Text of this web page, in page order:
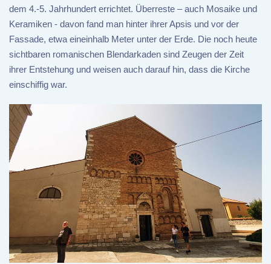
dem 4.-5. Jahrhundert errichtet. Überreste – auch Mosaike und
Keramiken - davon fand man hinter ihrer Apsis und vor der
Fassade, etwa eineinhalb Meter unter der Erde. Die noch heute
sichtbaren romanischen Blendarkaden sind Zeugen der Zeit
ihrer Entstehung und weisen auch darauf hin, dass die Kirche
einschiffig war.